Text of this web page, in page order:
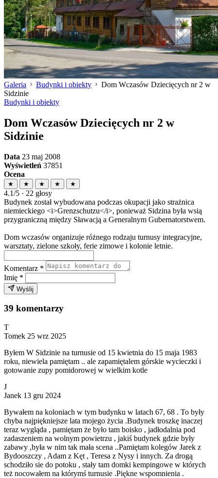
Galeria Budynki i obiekty
Dom Wczasów Dziecięcych nr 2 w
Sidzinie
Budynki i obiekty
Dom Wczasów Dziecięcych nr 2 w
Sidzinie
Data 23 maj 2008
Wyświetleń 37851
Ocena
★ ★ ★ ★ ★
4.1/5 · 22 głosy
Budynek został wybudowana podczas okupacji jako strażnica
niemieckiego <i>Grenzschutzu</i>, ponieważ Sidzina była wsią
przygraniczną między Sławacją a Generalnym Gubernatorstwem.
Dom wczasów organizuje różnego rodzaju turnusy integracyjne,
warsztaty, zielone szkoły, ferie zimowe i kolonie letnie.
Komentarz *
Imię *
Wyślij
39 komentarzy
T
Tomek 25 wrz 2025
Byłem W Sidzinie na turnusie od 15 kwietnia do 15 maja 1983
roku, niewiela pamiętam .. ale zapamiętalem górskie wycieczki i
gotowanie zupy pomidorowej w wielkim kotle
J
Janek 13 gru 2024
Bywałem na koloniach w tym budynku w latach 67, 68 . To były
chyba najpiękniejsze lata mojego życia .Budynek troszkę inaczej
teraz wygląda , pamiętam że było tam boisko , jadłodalnia pod
zadaszeniem na wolnym powietrzu , jakiś budynek gdzie były
zabawy ,była w nim tak mała scena ..Pamiętam kolegów Jarek z
Bydooszczy , Adam z Kęt , Teresa z Nysy i innych. Za drogą
schodziło sie do potoku , stały tam domki kempingowe w których
też nocowałem na którymś turnusie .Piękne wspomnienia .